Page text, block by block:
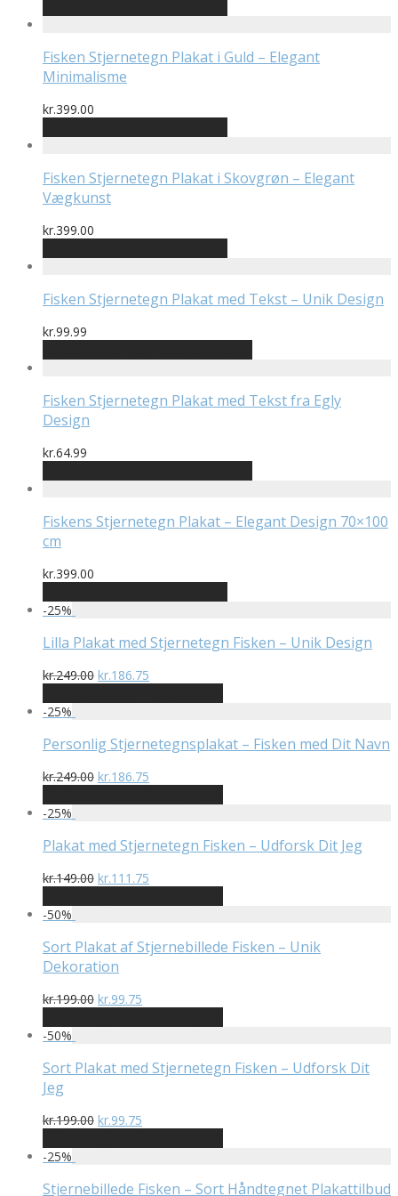
Fisken Stjernetegn Plakat i Guld – Elegant
Minimalisme
kr.399.00
Fisken Stjernetegn Plakat i Skovgrøn – Elegant
Vægkunst
kr.399.00
Fisken Stjernetegn Plakat med Tekst – Unik Design
kr.99.99
Fisken Stjernetegn Plakat med Tekst fra Egly
Design
kr.64.99
Fiskens Stjernetegn Plakat – Elegant Design 70×100
cm
kr.399.00
-25%
Lilla Plakat med Stjernetegn Fisken – Unik Design
kr.249.00 Den
pris
kr.249.00.
kr.186.75
pris
kr.186.75.
-25%
Personlig Stjernetegnsplakat – Fisken med Dit Navn
kr.249.00 Den
pris
kr.249.00.
kr.186.75
pris
kr.186.75.
-25%
Plakat med Stjernetegn Fisken – Udforsk Dit Jeg
kr.149.00 Den
pris
kr.149.00.
kr.111.75
pris
kr.111.75.
-50%
Sort Plakat af Stjernebillede Fisken – Unik
Dekoration
kr.199.00 Den
pris
kr.199.00.
kr.99.75
pris
kr.99.75.
-50%
Sort Plakat med Stjernetegn Fisken – Udforsk Dit
Jeg
kr.199.00 Den
pris
kr.199.00.
kr.99.75
pris
kr.99.75.
-25%
Stjernebillede Fisken – Sort Håndtegnet Plakattilbud